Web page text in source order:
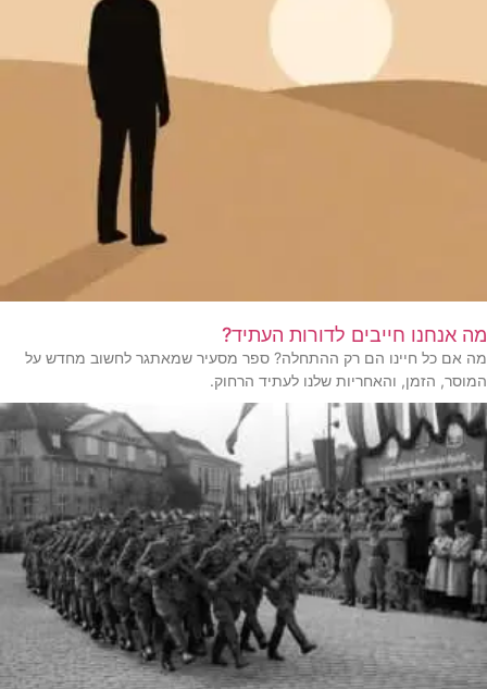
מה אנחנו חייבים לדורות העתיד?
מה אם כל חיינו הם רק ההתחלה? ספר מסעיר שמאתגר לחשוב מחדש על
המוסר, הזמן, והאחריות שלנו לעתיד הרחוק.